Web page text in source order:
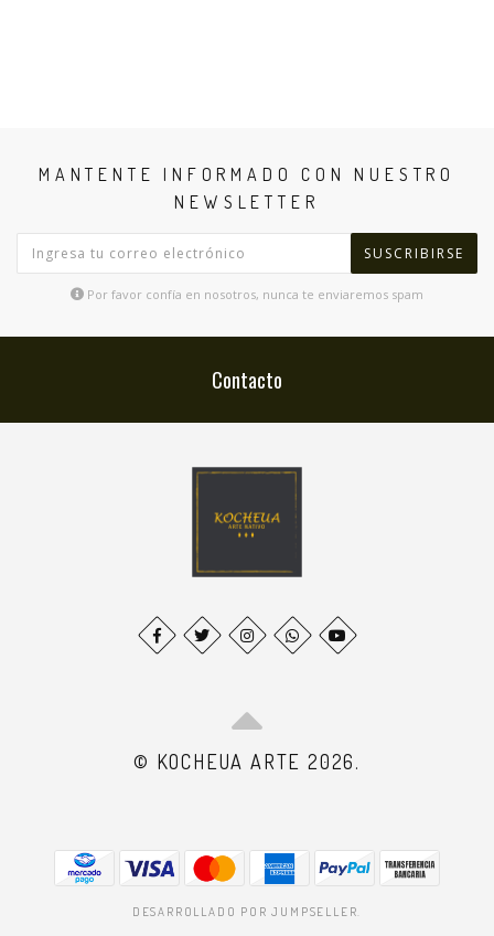
MANTENTE INFORMADO CON NUESTRO
NEWSLETTER
SUSCRIBIRSE
Por favor confía en nosotros, nunca te enviaremos spam
Contacto
© KOCHEUA ARTE 2026.
DESARROLLADO POR JUMPSELLER.